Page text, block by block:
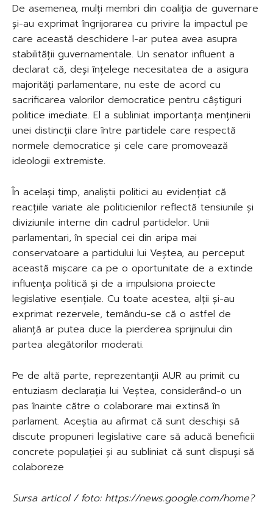
De asemenea, mulți membri din coaliția de guvernare
și-au exprimat îngrijorarea cu privire la impactul pe
care această deschidere l-ar putea avea asupra
stabilității guvernamentale. Un senator influent a
declarat că, deși înțelege necesitatea de a asigura
majorități parlamentare, nu este de acord cu
sacrificarea valorilor democratice pentru câștiguri
politice imediate. El a subliniat importanța menținerii
unei distincții clare între partidele care respectă
normele democratice și cele care promovează
ideologii extremiste.
În același timp, analiștii politici au evidențiat că
reacțiile variate ale politicienilor reflectă tensiunile și
diviziunile interne din cadrul partidelor. Unii
parlamentari, în special cei din aripa mai
conservatoare a partidului lui Veștea, au perceput
această mișcare ca pe o oportunitate de a extinde
influența politică și de a impulsiona proiecte
legislative esențiale. Cu toate acestea, alții și-au
exprimat rezervele, temându-se că o astfel de
alianță ar putea duce la pierderea sprijinului din
partea alegătorilor moderati.
Pe de altă parte, reprezentanții AUR au primit cu
entuziasm declarația lui Veștea, considerând-o un
pas înainte către o colaborare mai extinsă în
parlament. Aceștia au afirmat că sunt deschiși să
discute propuneri legislative care să aducă beneficii
concrete populației și au subliniat că sunt dispuși să
colaboreze
Sursa articol / foto: https://news.google.com/home?